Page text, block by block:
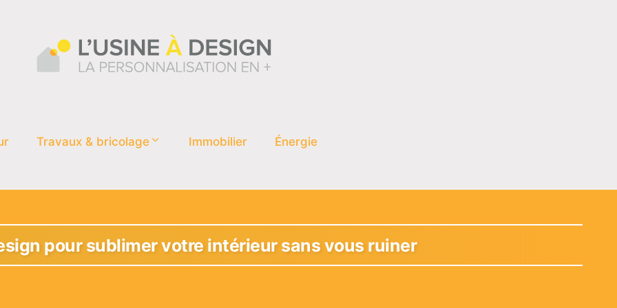
Travaux & bricolage Immobilier Énergie
pour sublimer votre intérieur sans vous ruiner